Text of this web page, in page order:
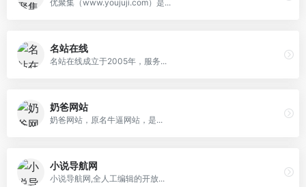
优聚集（www.youjuji.com）是...
名站在线
名站在线成立于2005年，服务...
奶爸网站
奶爸网站，原名牛逼网站，是...
小说导航网
小说导航网,全人工编辑的开放...